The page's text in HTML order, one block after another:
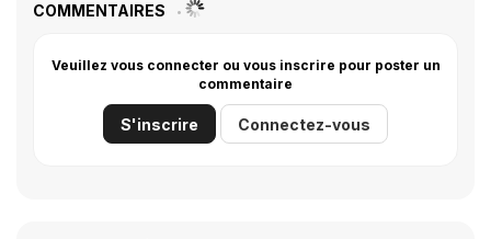
COMMENTAIRES
Veuillez vous connecter ou vous inscrire pour poster un
commentaire
S'inscrire Connectez-vous